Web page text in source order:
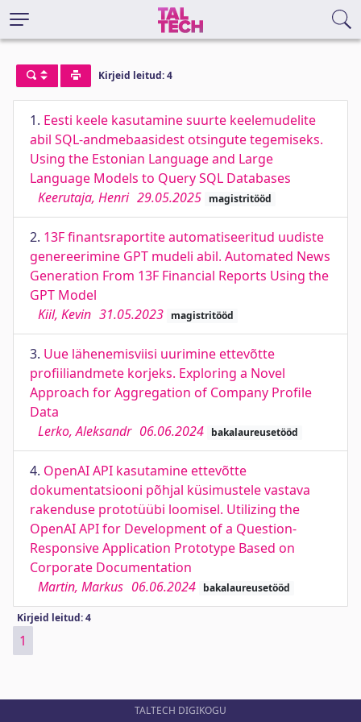
Kirjeid leitud: 4
1. Eesti keele kasutamine suurte keelemudelite
abil SQL-andmebaasidest otsingute tegemiseks.
Using the Estonian Language and Large
Language Models to Query SQL Databases
Keerutaja, Henri 29.05.2025 magistritööd
2. 13F finantsraportite automatiseeritud uudiste
genereerimine GPT mudeli abil. Automated News
Generation From 13F Financial Reports Using the
GPT Model
Kiil, Kevin 31.05.2023 magistritööd
3. Uue lähenemisviisi uurimine ettevõtte
profiiliandmete korjeks. Exploring a Novel
Approach for Aggregation of Company Profile
Data
Lerko, Aleksandr 06.06.2024 bakalaureusetööd
4. OpenAI API kasutamine ettevõtte
dokumentatsiooni põhjal küsimustele vastava
rakenduse prototüübi loomisel. Utilizing the
OpenAI API for Development of a Question-
Responsive Application Prototype Based on
Corporate Documentation
Martin, Markus 06.06.2024 bakalaureusetööd
Kirjeid leitud: 4
1
TALTECH DIGIKOGU